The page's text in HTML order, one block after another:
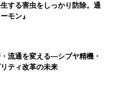
する害虫をしっかり防除。通
モン』
流通を変える―シブヤ精機・
ティ改革の未来